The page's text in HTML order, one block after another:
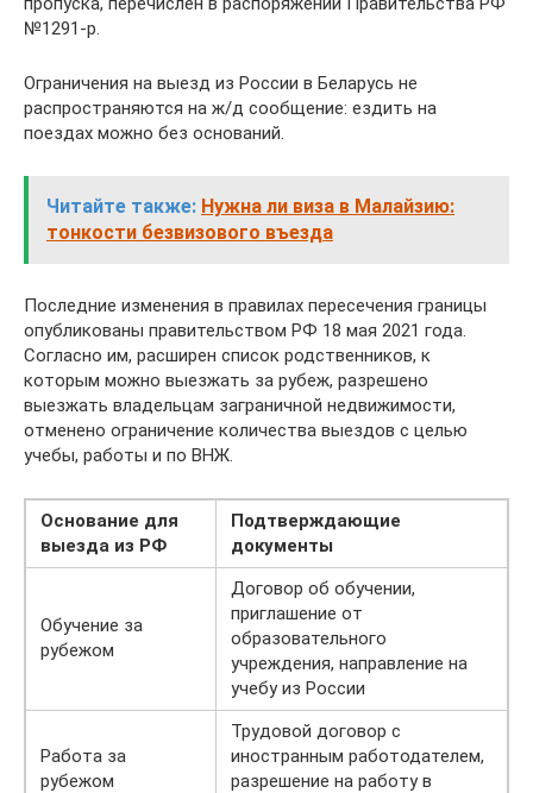
№1291-р.
Ограничения на выезд из России в Беларусь не
распространяются на ж/д сообщение: ездить на
поездах можно без оснований.
Читайте также: Нужна ли виза в Малайзию:
тонкости безвизового въезда
Последние изменения в правилах пересечения границы
опубликованы правительством РФ 18 мая 2021 года.
Согласно им, расширен список родственников, к
которым можно выезжать за рубеж, разрешено
выезжать владельцам заграничной недвижимости,
отменено ограничение количества выездов с целью
учебы, работы и по ВНЖ.
Основание для
выезда из РФ
Подтверждающие
документы
Обучение за
рубежом
Договор об обучении,
приглашение от
образовательного
учреждения, направление на
учебу из России
Работа за
рубежом
Трудовой договор с
иностранным работодателем,
разрешение на работу в